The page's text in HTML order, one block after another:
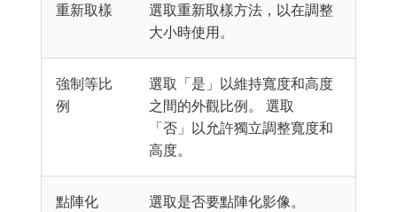
重新取樣
選取重新取樣方法，以在調整
大小時使用。
強制等比
例
選取「是」以維持寬度和高度
之間的外觀比例。 選取
「否」以允許獨立調整寬度和
高度。
點陣化 選取是否要點陣化影像。